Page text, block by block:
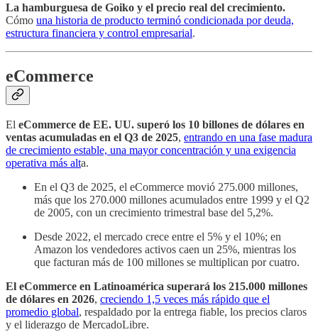
La hamburguesa de Goiko y el precio real del crecimiento.
Cómo una historia de producto terminó condicionada por deuda,
estructura financiera y control empresarial.
eCommerce
El eCommerce de EE. UU. superó los 10 billones de dólares en
ventas acumuladas en el Q3 de 2025, entrando en una fase madura
de crecimiento estable, una mayor concentración y una exigencia
operativa más alta.
En el Q3 de 2025, el eCommerce movió 275.000 millones,
más que los 270.000 millones acumulados entre 1999 y el Q2
de 2005, con un crecimiento trimestral base del 5,2%.
Desde 2022, el mercado crece entre el 5% y el 10%; en
Amazon los vendedores activos caen un 25%, mientras los
que facturan más de 100 millones se multiplican por cuatro.
El eCommerce en Latinoamérica superará los 215.000 millones
de dólares en 2026, creciendo 1,5 veces más rápido que el
promedio global, respaldado por la entrega fiable, los precios claros
y el liderazgo de MercadoLibre.